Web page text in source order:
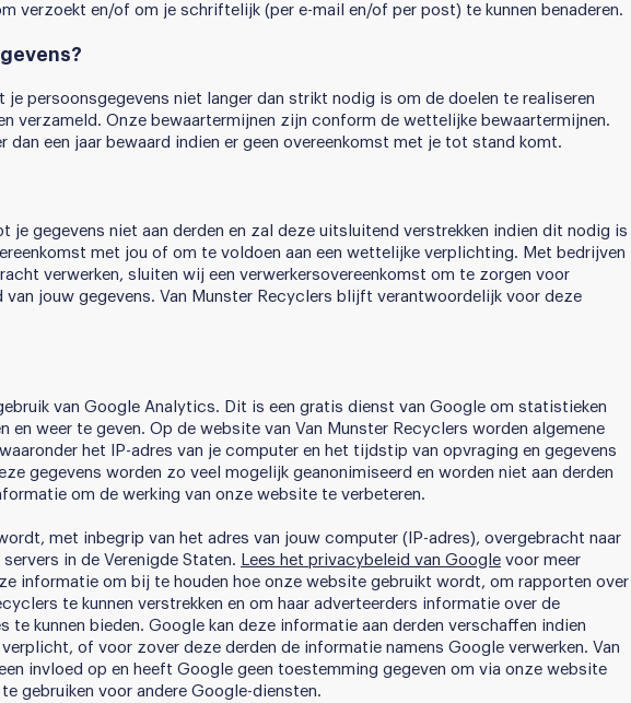
verzoekt en/of om je schriftelijk (per e-mail en/of per post) te kunnen benaderen.
je persoonsgegevens niet langer dan strikt nodig is om de doelen te realiseren
verzameld. Onze bewaartermijnen zijn conform de wettelijke bewaartermijnen.
dan een jaar bewaard indien er geen overeenkomst met je tot stand komt.
je gegevens niet aan derden en zal deze uitsluitend verstrekken indien dit nodig is
met jou of om te voldoen aan een wettelijke verplichting. Met bedrijven
verwerken, sluiten wij een verwerkersovereenkomst om te zorgen voor
van jouw gegevens. Van Munster Recyclers blijft verantwoordelijk voor deze
van Google Analytics. Dit is een gratis dienst van Google om statistieken
en weer te geven. Op de website van Van Munster Recyclers worden algemene
het IP-adres van je computer en het tijdstip van opvraging en gegevens
gegevens worden zo veel mogelijk geanonimiseerd en worden niet aan derden
om de werking van onze website te verbeteren.
met inbegrip van het adres van jouw computer (IP-adres), overgebracht naar
in de Verenigde Staten. Lees het privacybeleid van Google voor meer
informatie om bij te houden hoe onze website gebruikt wordt, om rapporten over
te kunnen verstrekken en om haar adverteerders informatie over de
kunnen bieden. Google kan deze informatie aan derden verschaffen indien
of voor zover deze derden de informatie namens Google verwerken. Van
invloed op en heeft Google geen toestemming gegeven om via onze website
gebruiken voor andere Google-diensten.